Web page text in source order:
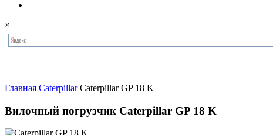
×
Главная Caterpillar Caterpillar GP 18 K
Вилочный погрузчик Caterpillar GP 18 K